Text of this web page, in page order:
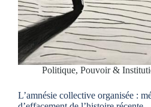
Politique, Pouvoir &
L’amnésie collective organisée :